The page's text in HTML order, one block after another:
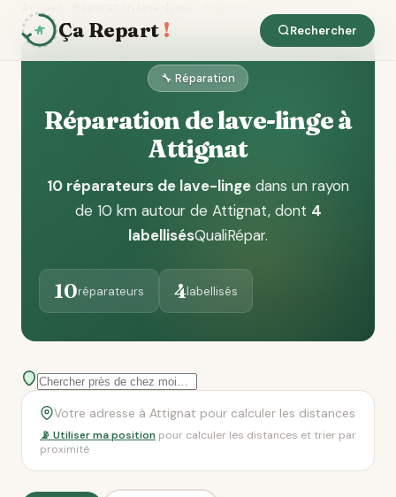
Ça Repart ! Rechercher
🔧 Réparation
Réparation de lave-linge à
Attignat
10 réparateurs de lave-linge dans un rayon
de 10 km autour de Attignat, dont 4
labellisésQualiRépar.
10réparateurs 4labellisés
📡 Utiliser ma position pour calculer les distances et trier par
proximité